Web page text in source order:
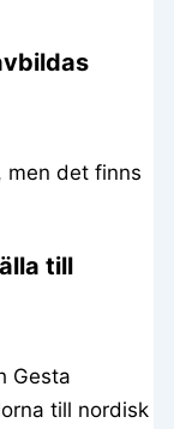
men det finns
till
Gesta
till nordisk